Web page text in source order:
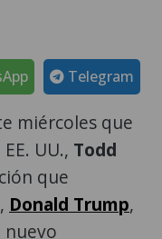
Telegram
miércoles que
UU., Todd
que
Donald Trump,
nuevo